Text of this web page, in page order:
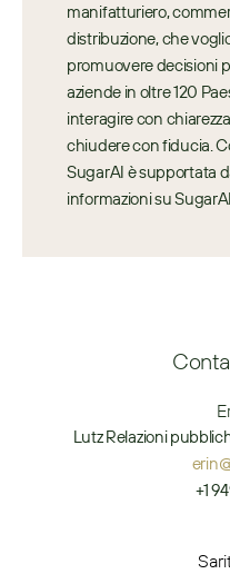
manifatturiero,
distribuzione, che
promuovere decisioni
aziende in oltre 120
interagire con
chiudere con fiducia.
SugarAI è supportata
informazioni su
Lutz Relazioni
+1